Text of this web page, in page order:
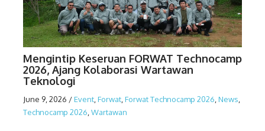
Mengintip Keseruan FORWAT Technocamp
2026, Ajang Kolaborasi Wartawan
Teknologi
June 9, 2026 /Event Forwat Forwat Technocamp 2026 News
Technocamp 2026 Wartawan